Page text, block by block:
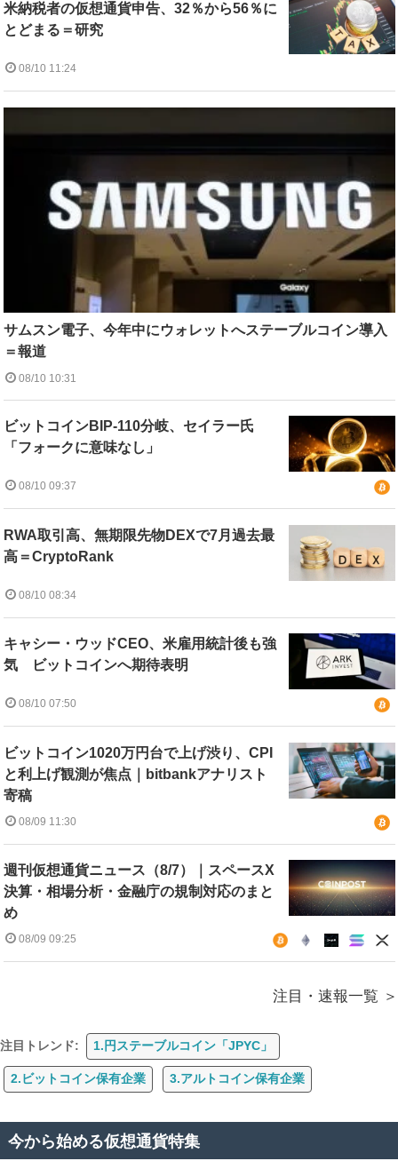
米納税者の仮想通貨申告、32％から56％に
とどまる＝研究
08/10 11:24
サムスン電子、今年中にウォレットへステーブルコイン導入
＝報道
08/10 10:31
ビットコインBIP-110分岐、セイラー氏
「フォークに意味なし」
08/10 09:37
RWA取引高、無期限先物DEXで7月過去最
高＝CryptoRank
08/10 08:34
キャシー・ウッドCEO、米雇用統計後も強
気 ビットコインへ期待表明
08/10 07:50
ビットコイン1020万円台で上げ渋り、CPI
と利上げ観測が焦点｜bitbankアナリスト
寄稿
08/09 11:30
週刊仮想通貨ニュース（8/7）｜スペースX
決算・相場分析・金融庁の規制対応のまと
め
08/09 09:25
注目・速報一覧
注目トレンド: 1.円ステーブルコイン「JPYC」
2.ビットコイン保有企業 3.アルトコイン保有企業
今から始める仮想通貨特集